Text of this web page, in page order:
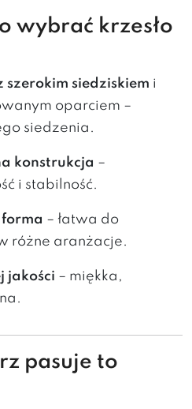
wybrać krzesło
szerokim siedziskiem i
oparciem –
siedzenia.
konstrukcja –
i stabilność.
– łatwa do
różne aranżacje.
jakości – miękka,
pasuje to